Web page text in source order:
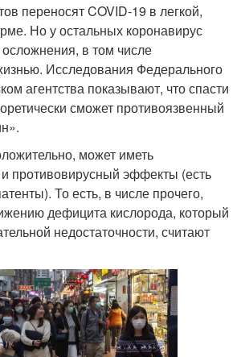
переносят COVID-19 в легкой,
Но у остальных коронавирус
в том числе
Исследования Федерального
агентства показывают, что спасти
сможет противоязвенный
может иметь
и противовирусный эффекты (есть
То есть, в числе прочего,
дефицита кислорода, который
недостаточности, считают